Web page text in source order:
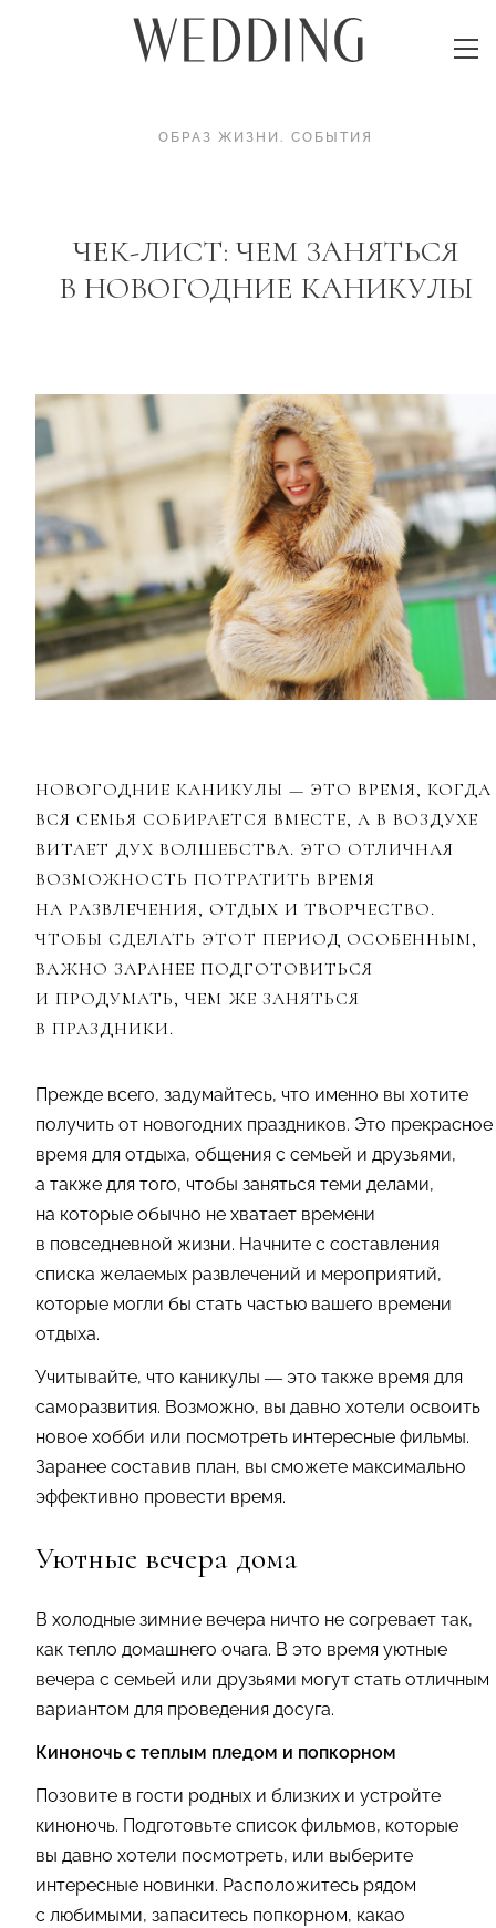
ОБРАЗ ЖИЗНИ . СОБЫТИЯ
ЧЕК-ЛИСТ: ЧЕМ ЗАНЯТЬСЯ
В НОВОГОДНИЕ КАНИКУЛЫ
НОВОГОДНИЕ КАНИКУЛЫ — ЭТО ВРЕМЯ, КОГДА
ВСЯ СЕМЬЯ СОБИРАЕТСЯ ВМЕСТЕ, А В ВОЗДУХЕ
ВИТАЕТ ДУХ ВОЛШЕБСТВА. ЭТО ОТЛИЧНАЯ
ВОЗМОЖНОСТЬ ПОТРАТИТЬ ВРЕМЯ
НА РАЗВЛЕЧЕНИЯ, ОТДЫХ И ТВОРЧЕСТВО.
ЧТОБЫ СДЕЛАТЬ ЭТОТ ПЕРИОД ОСОБЕННЫМ,
ВАЖНО ЗАРАНЕЕ ПОДГОТОВИТЬСЯ
И ПРОДУМАТЬ, ЧЕМ ЖЕ ЗАНЯТЬСЯ
В ПРАЗДНИКИ.
Прежде всего, задумайтесь, что именно вы хотите
получить от новогодних праздников. Это прекрасное
время для отдыха, общения с семьей и друзьями,
а также для того, чтобы заняться теми делами,
на которые обычно не хватает времени
в повседневной жизни. Начните с составления
списка желаемых развлечений и мероприятий,
которые могли бы стать частью вашего времени
отдыха.
Учитывайте, что каникулы — это также время для
саморазвития. Возможно, вы давно хотели освоить
новое хобби или посмотреть интересные фильмы.
Заранее составив план, вы сможете максимально
эффективно провести время.
Уютные вечера дома
В холодные зимние вечера ничто не согревает так,
как тепло домашнего очага. В это время уютные
вечера с семьей или друзьями могут стать отличным
вариантом для проведения досуга.
Киноночь с теплым пледом и попкорном
Позовите в гости родных и близких и устройте
киноночь. Подготовьте список фильмов, которые
вы давно хотели посмотреть, или выберите
интересные новинки. Расположитесь рядом
с любимыми, запаситесь попкорном, какао